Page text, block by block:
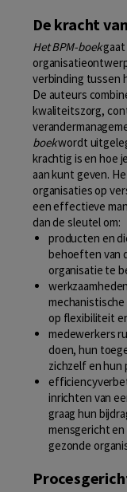
De kracht
Het BPM-boek
verbinding tussen
De auteurs
kwaliteitszorg,
boekwordt
krachtig is en hoe
aan kunt geven.
organisaties op
een effectieve
dan de sleutel om:
producten en
behoeften van
organisatie te
op flexibiliteit
medewerkers
doen, hun
zichzelf en
inrichten van
graag hun
mensgericht en
gezonde